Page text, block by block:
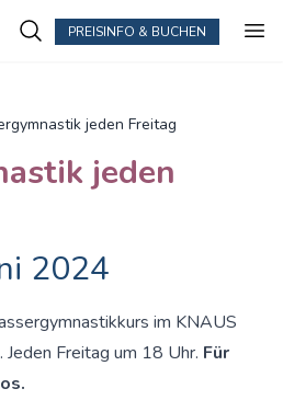
PREISINFO & BUCHEN
jeden Freitag
jeden
2024
im KNAUS
Freitag um 18 Uhr. Für